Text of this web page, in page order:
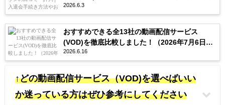
ンを紹介
2026.6.3
おすすめできる全13社の動画配信サービス
(VOD)を徹底比較しました！（2026年7月6日更
新）
2026.6.16
↑どの動画配信サービス（VOD)を選べばいい
か迷っている方はぜひ参考にしてください